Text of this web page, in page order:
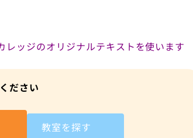
ッジのオリジナルテキストを使います
ださい
教室を探す